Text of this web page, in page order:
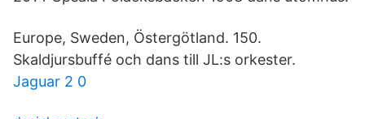
Europe, Sweden, Östergötland. 150.
Skaldjursbuffé och dans till JL:s orkester.
Jaguar 2 0